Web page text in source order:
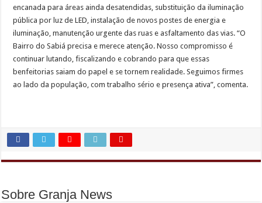
encanada para áreas ainda desatendidas, substituição da iluminação
pública por luz de LED, instalação de novos postes de energia e
iluminação, manutenção urgente das ruas e asfaltamento das vias. “O
Bairro do Sabiá precisa e merece atenção. Nosso compromisso é
continuar lutando, fiscalizando e cobrando para que essas
benfeitorias saiam do papel e se tornem realidade. Seguimos firmes
ao lado da população, com trabalho sério e presença ativa”, comenta.
Sobre Granja News